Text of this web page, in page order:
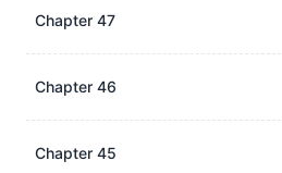
Chapter 47
Chapter 46
Chapter 45